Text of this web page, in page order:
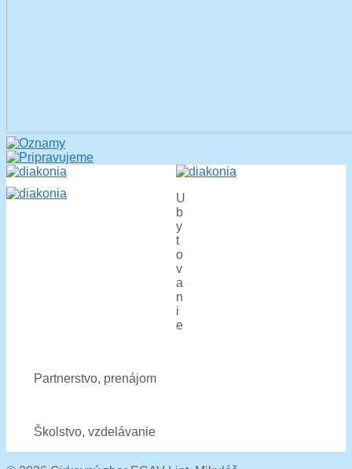
U
b
y
t
o
v
a
n
i
e
Partnerstvo, prenájom
Školstvo, vzdelávanie